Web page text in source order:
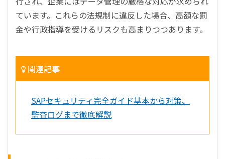
ています。これらの法規制に違反した場合、高額な罰
金や行政指導を受けるリスクも高まりつつあります。
関連記事
SAPセキュリティ完全ガイド基本から対策、
監査ログまで徹底解説